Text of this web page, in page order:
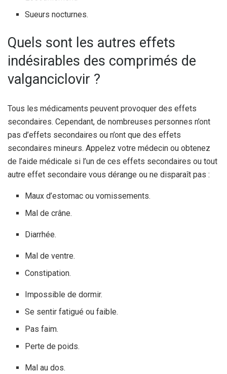
Sueurs nocturnes.
Quels sont les autres effets
indésirables des comprimés de
valganciclovir ?
Tous les médicaments peuvent provoquer des effets
secondaires. Cependant, de nombreuses personnes n’ont
pas d’effets secondaires ou n’ont que des effets
secondaires mineurs. Appelez votre médecin ou obtenez
de l’aide médicale si l’un de ces effets secondaires ou tout
autre effet secondaire vous dérange ou ne disparaît pas :
Maux d’estomac ou vomissements.
Mal de crâne.
Diarrhée.
Mal de ventre.
Constipation.
Impossible de dormir.
Se sentir fatigué ou faible.
Pas faim.
Perte de poids.
Mal au dos.